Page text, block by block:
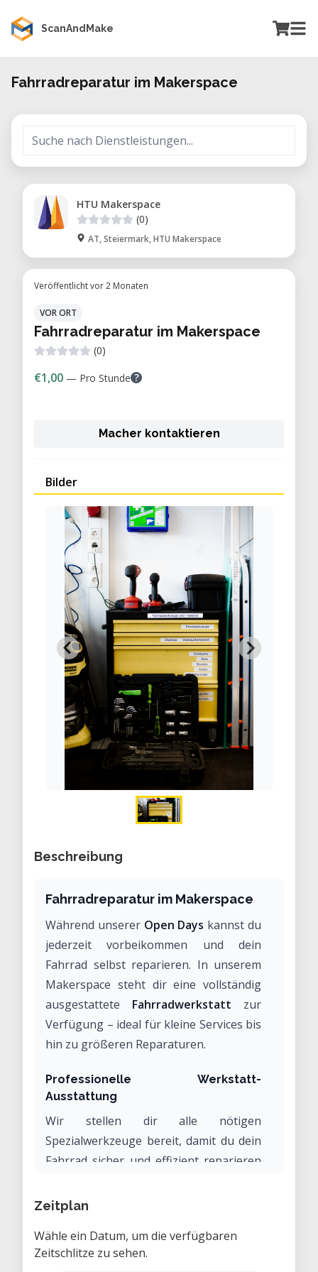
ScanAndMake
Fahrradreparatur im Makerspace
HTU Makerspace
(0)
AT, Steiermark, HTU Makerspace
Veröffentlicht vor 2 Monaten
VOR ORT
Fahrradreparatur im Makerspace
(0)
€1,00 — Pro Stunde ?
Macher kontaktieren
Bilder
Beschreibung
Fahrradreparatur im Makerspace
Während unserer Open Days kannst du
jederzeit vorbeikommen und dein
Fahrrad selbst reparieren. In unserem
Makerspace steht dir eine vollständig
ausgestattete Fahrradwerkstatt zur
Verfügung – ideal für kleine Services bis
hin zu größeren Reparaturen.
Professionelle Werkstatt-
Ausstattung
Wir stellen dir alle nötigen
Spezialwerkzeuge bereit, damit du dein
Fahrrad sicher und effizient reparieren
Montageständer für komfortables
Arbeiten am Rad
Drehmomentschlüssel für präzise
Zeitplan
Wähle ein Datum, um die verfügbaren
Zeitschlitze zu sehen.